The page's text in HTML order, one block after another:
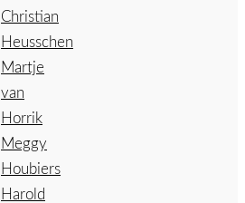
Christian
Heusschen
Martje
van
Horrik
Meggy
Houbiers
Harold